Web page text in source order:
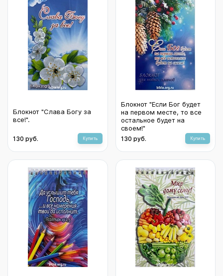
Блокнот "Слава Богу за
все!".
130 руб. Купить
Блокнот "Если Бог будет
на первом месте, то все
остальное будет на
своем!"
130 руб. Купить